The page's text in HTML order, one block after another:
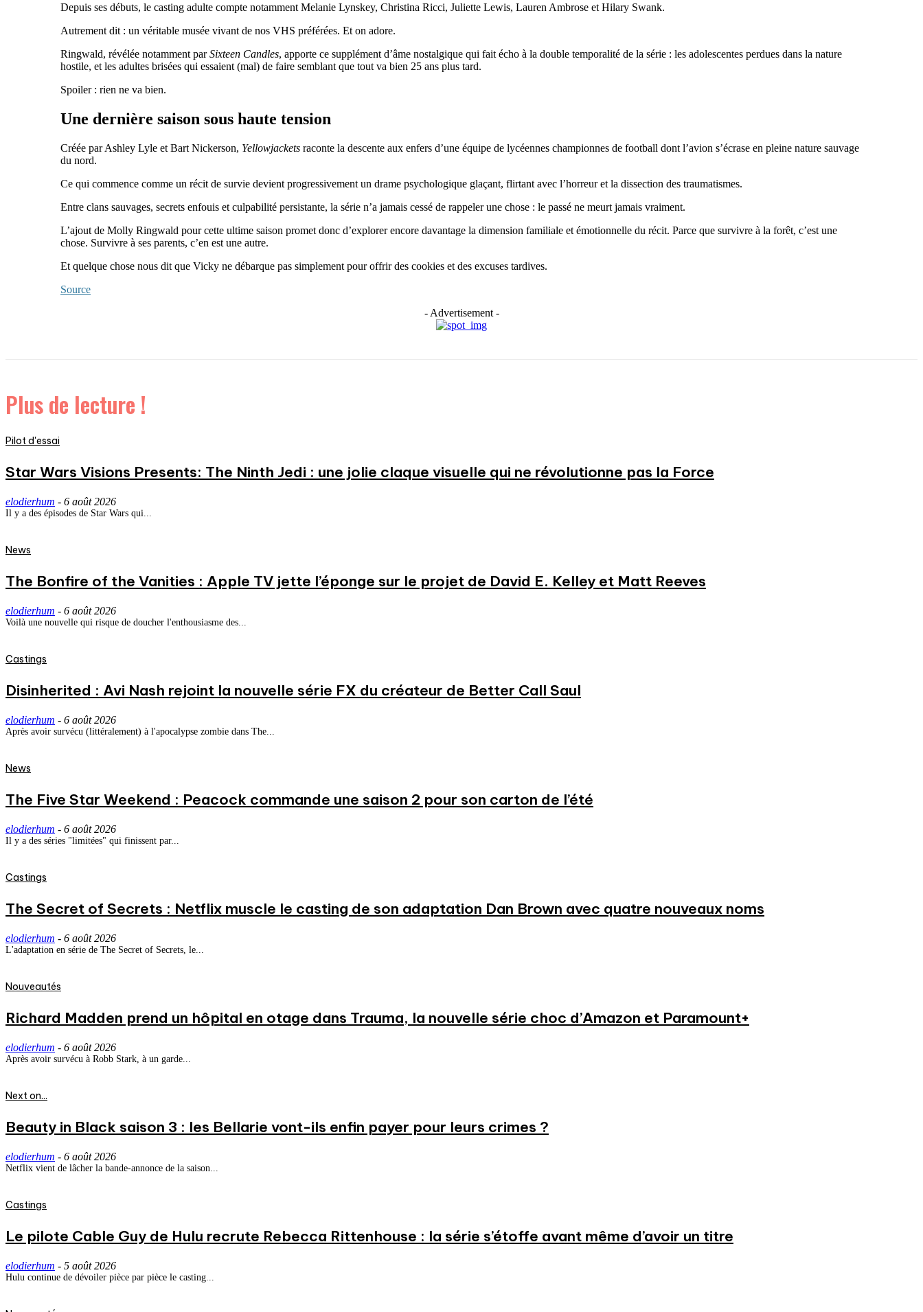
Depuis ses débuts, le casting adulte compte notamment Melanie Lynskey, Christina Ricci, Juliette Lewis, Lauren Ambrose et Hilary Swank.
Autrement dit : un véritable musée vivant de nos VHS préférées. Et on adore.
Ringwald, révélée notamment parSixteen Candles, apporte ce supplément d’âme nostalgique qui fait écho à la double temporalité de la série : les adolescentes perdues dans la nature
hostile, et les adultes brisées qui essaient (mal) de faire semblant que tout va bien 25 ans plus tard.
Spoiler : rien ne va bien.
Une dernière saison sous haute tension
Créée parAshley Lyle et Bart Nickerson, Yellowjackets raconte la descente aux enfers d’une équipe de lycéennes championnes de football dont l’avion s’écrase en pleine nature sauvage
du nord.
Ce qui commence comme un récit de survie devient progressivement un drame psychologique glaçant, flirtant avec l’horreur et la dissection des traumatismes.
Entre clans sauvages, secrets enfouis et culpabilité persistante, la série n’a jamais cessé de rappeler une chose : le passé ne meurt jamais vraiment.
L’ajout de Molly Ringwald pour cette ultime saison promet donc d’explorer encore davantage la dimension familiale et émotionnelle du récit. Parce que survivre à la forêt, c’est une
chose. Survivre à ses parents, c’en est une autre.
Et quelque chose nous dit que Vicky ne débarque pas simplement pour offrir des cookies et des excuses tardives.
Source
- Advertisement -
Plus de lecture !
Pilot d'essai
Star Wars Visions Presents: The Ninth Jedi : une jolie claque visuelle qui ne révolutionne pas la Force
elodierhum - 6 août 2026
Il y a des épisodes de Star Wars qui...
News
The Bonfire of the Vanities : Apple TV jette l’éponge sur le projet de David E. Kelley et Matt Reeves
elodierhum - 6 août 2026
Voilà une nouvelle qui risque de doucher l'enthousiasme des...
Castings
Disinherited : Avi Nash rejoint la nouvelle série FX du créateur de Better Call Saul
elodierhum - 6 août 2026
Après avoir survécu (littéralement) à l'apocalypse zombie dans The...
News
The Five Star Weekend : Peacock commande une saison 2 pour son carton de l’été
elodierhum - 6 août 2026
Il y a des séries "limitées" qui finissent par...
Castings
The Secret of Secrets : Netflix muscle le casting de son adaptation Dan Brown avec quatre nouveaux noms
elodierhum - 6 août 2026
L'adaptation en série de The Secret of Secrets, le...
Nouveautés
Richard Madden prend un hôpital en otage dans Trauma, la nouvelle série choc d’Amazon et Paramount+
elodierhum - 6 août 2026
Après avoir survécu à Robb Stark, à un garde...
Next on...
Beauty in Black saison 3 : les Bellarie vont-ils enfin payer pour leurs crimes ?
elodierhum - 6 août 2026
Netflix vient de lâcher la bande-annonce de la saison...
Castings
Le pilote Cable Guy de Hulu recrute Rebecca Rittenhouse : la série s’étoffe avant même d’avoir un titre
elodierhum - 5 août 2026
Hulu continue de dévoiler pièce par pièce le casting...